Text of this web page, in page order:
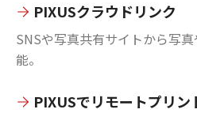
PIXUSクラウドリンク
SNSや写真共有サイトから写
能。
PIXUSでリモートプリン